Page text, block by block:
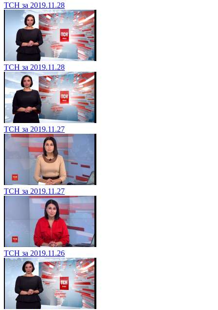
ТСН за 2019.11.28
ТСН за 2019.11.28
ТСН за 2019.11.27
ТСН за 2019.11.27
ТСН за 2019.11.26